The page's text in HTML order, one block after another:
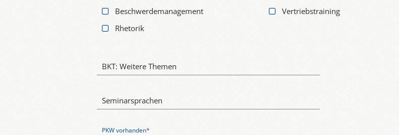
Beschwerdemanagement
Vertriebstraining
Rhetorik
BKT: Weitere Themen
Seminarsprachen
PKW vorhanden*